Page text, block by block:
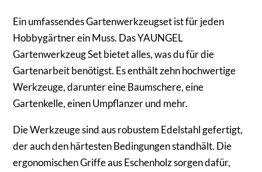
Ein umfassendes Gartenwerkzeugset ist für jeden
Hobbygärtner ein Muss. Das YAUNGEL
Gartenwerkzeug Set bietet alles, was du für die
Gartenarbeit benötigst. Es enthält zehn hochwertige
Werkzeuge, darunter eine Baumschere, eine
Gartenkelle, einen Umpflanzer und mehr.
Die Werkzeuge sind aus robustem Edelstahl gefertigt,
der auch den härtesten Bedingungen standhält. Die
ergonomischen Griffe aus Eschenholz sorgen dafür,